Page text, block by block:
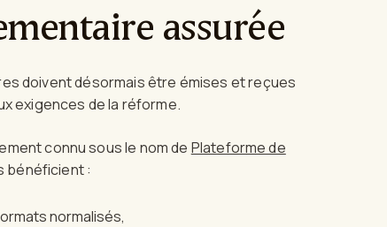
assurée
doivent désormais être émises et reçues
exigences de la réforme.
connu sous le nom de Plateforme de
bénéficient :
normalisés,